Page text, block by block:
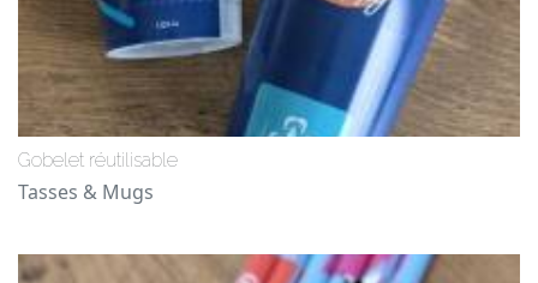
Gobelet réutilisable
Tasses & Mugs